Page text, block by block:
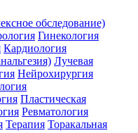
обследование)
Гинекология
Кардиология
Лучевая
Нейрохирургия
Пластическая
Ревматология
Терапия Торакальная